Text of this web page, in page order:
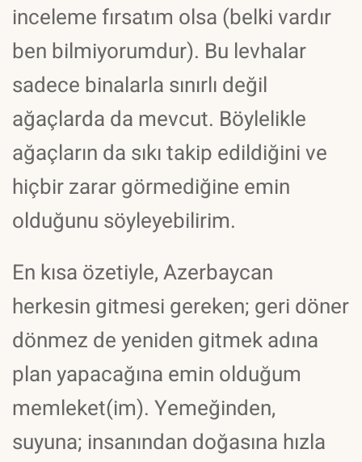
inceleme fırsatım olsa (belki vardır
ben bilmiyorumdur). Bu levhalar
sadece binalarla sınırlı değil
ağaçlarda da mevcut. Böylelikle
ağaçların da sıkı takip edildiğini ve
hiçbir zarar görmediğine emin
olduğunu söyleyebilirim.
En kısa özetiyle, Azerbaycan
herkesin gitmesi gereken; geri döner
dönmez de yeniden gitmek adına
plan yapacağına emin olduğum
memleket(im). Yemeğinden,
suyuna; insanından doğasına hızla